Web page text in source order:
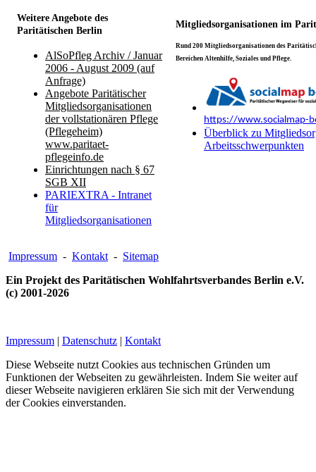
Weitere Angebote des
Paritätischen Berlin
Mitgliedsorganisationen im
AlSoPfleg Archiv / Januar
2006 - August 2009 (auf
Anfrage)
Angebote Paritätischer
Mitgliedsorganisationen
der vollstationären Pflege
(Pflegeheim)
www.paritaet-
pflegeinfo.de
Einrichtungen nach § 67
SGB XII
PARIEXTRA - Intranet
für
Mitgliedsorganisationen
Rund 200 Mitgliedsorganisationen des
Bereichen Altenhilfe, Soziales und Pflege.
https://www.socialmap-
Überblick zu
Arbeitsschwerpunkten
Impressum - Kontakt - Sitemap
Ein Projekt des Paritätischen Wohlfahrtsverbandes Berlin e.V.
(c) 2001-2026
Impressum | Datenschutz | Kontakt
Diese Webseite nutzt Cookies aus technischen Gründen um
Funktionen der Webseiten zu gewährleisten. Indem Sie weiter auf
dieser Webseite navigieren erklären Sie sich mit der Verwendung
der Cookies einverstanden.